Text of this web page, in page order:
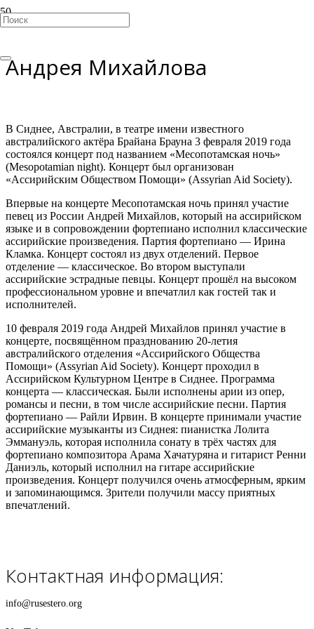
Андрея Михайлова
В Сиднее, Австралии, в театре имени известного
австралийского актёра Брайана Брауна 3 февраля 2019 года
состоялся концерт под названием «Месопотамская ночь»
(Mesopotamian night). Концерт был организован
«Ассирийским Обществом Помощи» (Assyrian Aid Society).
Впервые на концерте Месопотамская ночь принял участие
певец из России Андрей Михайлов, который на ассирийском
языке и в сопровождении фортепиано исполнил классические
ассирийские произведения. Партия фортепиано — Ирина
Кламка. Концерт состоял из двух отделений. Первое
отделение — классическое. Во втором выступали
ассирийские эстрадные певцы. Концерт прошёл на высоком
профессиональном уровне и впечатлил как гостей так и
исполнителей.
10 февраля 2019 года Андрей Михайлов принял участие в
концерте, посвящённом празднованию 20-летия
австралийского отделения «Ассирийского Общества
Помощи» (Assyrian Aid Society). Концерт проходил в
Ассирийском Культурном Центре в Сиднее. Программа
концерта — классическая. Были исполнены арии из опер,
романсы и песни, в том числе ассирийские песни. Партия
фортепиано — Райли Ирвин. В концерте принимали участие
ассирийские музыканты из Сиднея: пианистка Лолита
Эммануэль, которая исполнила сонату в трёх частях для
фортепиано композитора Арама Хачатуряна и гитарист Ренни
Даниэль, который исполнил на гитаре ассирийские
произведения. Концерт получился очень атмосферным, ярким
и запоминающимся. Зрители получили массу приятных
впечатлений.
Контактная информация:
info@rusestero.org